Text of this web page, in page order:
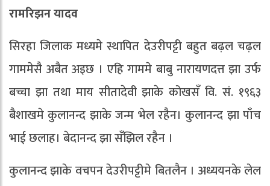
रामरिझन यादव
सिरहा जिलाक मध्यमे स्थापित देउरीपट्टी बहुत बढ़ल चढ़ल
गाममेसै अबैत अइछ । एहि गाममे बाबु नारायणदत्त झा उर्फ
बच्चा झा तथा माय सीतादेवी झाके कोखसँ वि‌. सं. १९६३
बैशाखमे कुलानन्द झाके जन्म भेल रहैन। कुलानन्द झा पाँच
भाई छलाह। बेदानन्द झा सँझिल रहैन ।
कुलानन्द झाके वचपन देउरीपट्टीमे बितलैन । अध्ययनके लेल